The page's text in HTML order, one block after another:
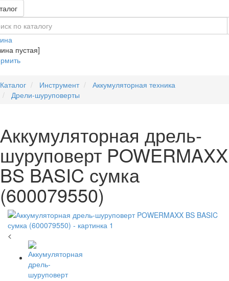
пустая]
Каталог Инструмент
Аккумуляторная техника
Дрели-шуруповерты
Аккумуляторная дрель-
шуруповерт POWERMAXX
BS BASIC сумка
(600079550)
<